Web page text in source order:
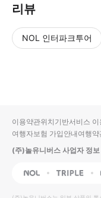
리뷰
NOL 인터파크투어
입니
다.
높
동
순
상
이용약관위치기반서비스
여행자보험 가입안내여행약
(주)놀유니버스 사업자 정보
NOL Triple